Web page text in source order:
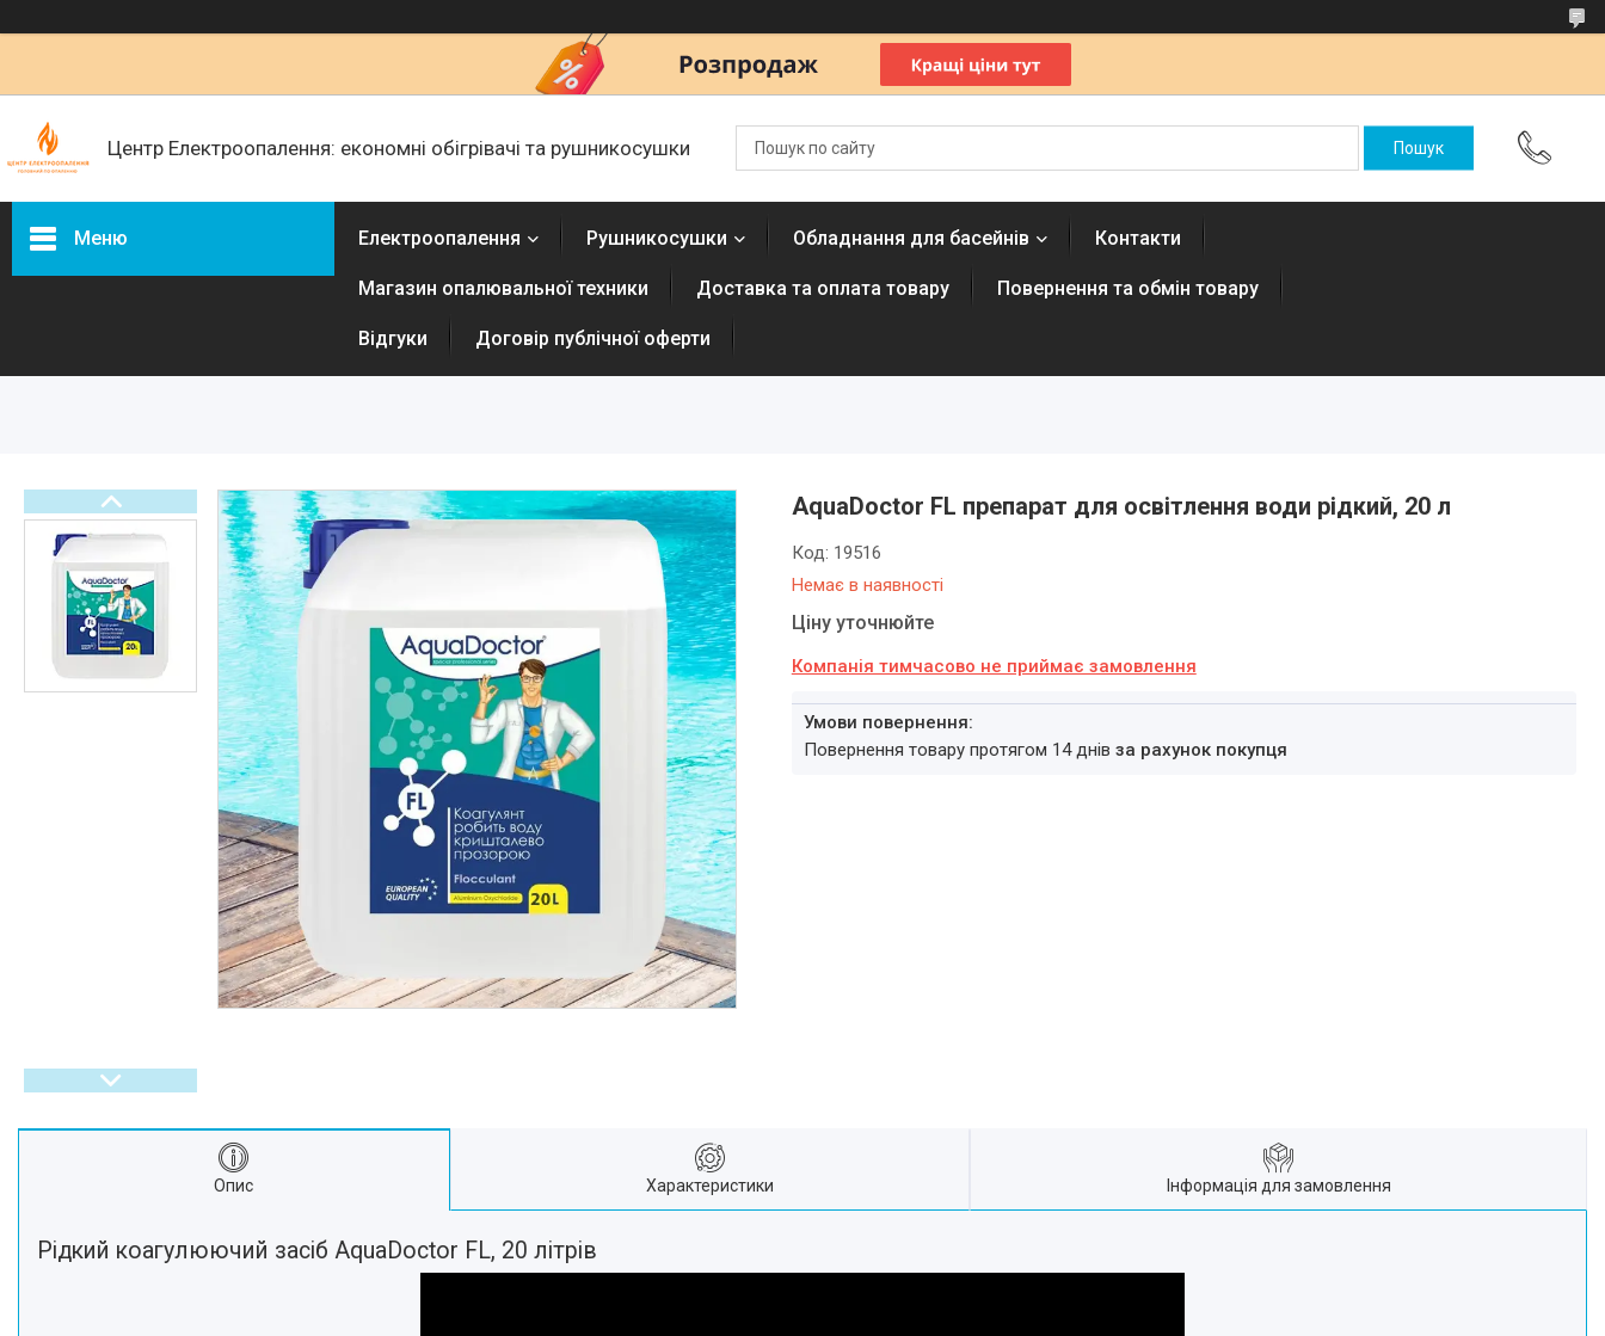
Центр Електроопалення: економні обігрівачі та рушникосушки
Меню
Електричні рушникосушки
Терморегулятори
Тепла електрична підлога
Обладнання для басейнів
Електроопалення Рушникосушки Обладнання для басейнів Контакти
Магазин опалювальної техники Доставка та оплата товару Повернення та обмін товару
Відгуки Договір публічної оферти
AquaDoctor FL препарат для освітлення води рідкий, 20 л
Немає в наявності
Код: 19516
Ціну уточнюйте
Компанія тимчасово не приймає замовлення
повернення товару протягом 14 днів за рахунок покупця
Опис Характеристики Інформація для замовлення
Рідкий коагулюючий засіб AquaDoctor FL, 20 літрів